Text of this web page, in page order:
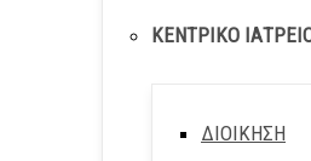
ΚΕΝΤΡΙΚΟ
ΔΙΟΙΚΗΣΗ